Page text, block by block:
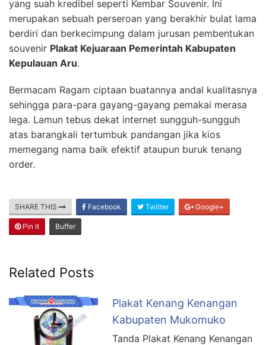
yang suah kredibel seperti Kembar Souvenir. Ini
merupakan sebuah perseroan yang berakhir bulat lama
berdiri dan berkecimpung dalam jurusan pembentukan
souvenir Plakat Kejuaraan Pemerintah Kabupaten
Kepulauan Aru.
Bermacam Ragam ciptaan buatannya andal kualitasnya
sehingga para-para gayang-gayang pemakai merasa
lega. Lamun tebus dekat internet sungguh-sungguh
atas barangkali tertumbuk pandangan jika kios
memegang nama baik efektif ataupun buruk tenang
order.
SHARE THIS Facebook Twitter Google+
Pin It Buffer
Related Posts
Plakat Kenang Kenangan
Kabupaten Mukomuko
Tanda Plakat Kenang Kenangan